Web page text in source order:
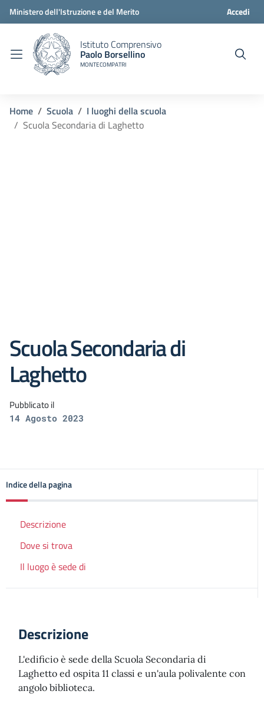
Ministero dell'Istruzione e del Merito Accedi
Istituto Comprensivo
Paolo Borsellino
MONTECOMPATRI
Home Scuola
I luoghi della scuola
Scuola Secondaria di Laghetto
Scuola Secondaria di
Laghetto
Pubblicato il
14 Agosto 2023
Indice della pagina
Descrizione
Dove si trova
Il luogo è sede di
Descrizione
L'edificio è sede della Scuola Secondaria di
Laghetto ed ospita 11 classi e un'aula polivalente con
angolo biblioteca.